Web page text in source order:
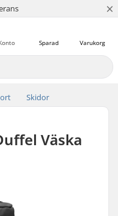
×
Varukorg
Sparad
Skidor
Väska